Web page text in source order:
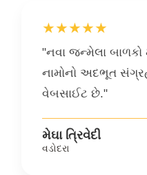
★★★★★
"નવા જન્મેલા બાળકો
નામોનો અદભૂત
વેબસાઈટ છે."
મેઘા ત્રિવેદી
વડોદરા